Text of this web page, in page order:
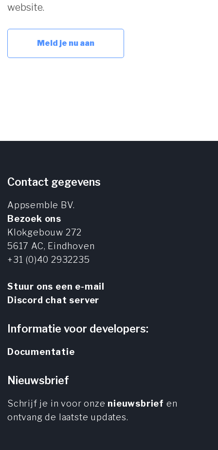
website.
Contact gegevens
Appsemble BV.
Bezoek ons
Klokgebouw 272
5617 AC, Eindhoven
+31 (0)40 2932235
Stuur ons een e-mail
Discord chat server
Informatie voor developers:
Documentatie
Nieuwsbrief
Schrijf je in voor onze nieuwsbrief en
ontvang de laatste updates.